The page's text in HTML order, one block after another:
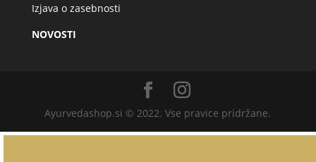
Izjava o zasebnosti
NOVOSTI
Ayurvedashop.si © 2022. Vse pravice pridržane.